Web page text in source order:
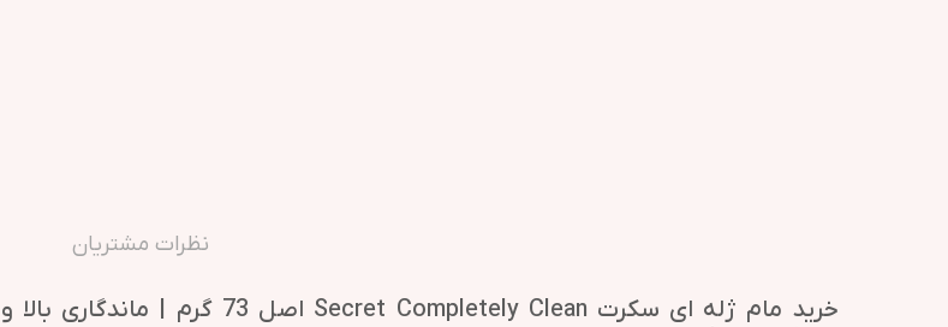
نظرات مشتریان
خرید مام ژله ای سکرت Secret Completely Clean اصل 73 گرم | ماندگاری بالا و